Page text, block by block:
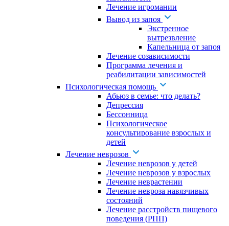
Лечение игромании
Вывод из запоя
Экстренное
вытрезвление
Капельница от запоя
Лечение созависимости
Программа лечения и
реабилитации зависимостей
Психологическая помощь
Абьюз в семье: что делать?
Депрессия
Бессонница
Психологическое
консультирование взрослых и
детей
Лечение неврозов
Лечение неврозов у детей
Лечение неврозов у взрослых
Лечение неврастении
Лечение невроза навязчивых
состояний
Лечение расстройств пищевого
поведения (РПП)